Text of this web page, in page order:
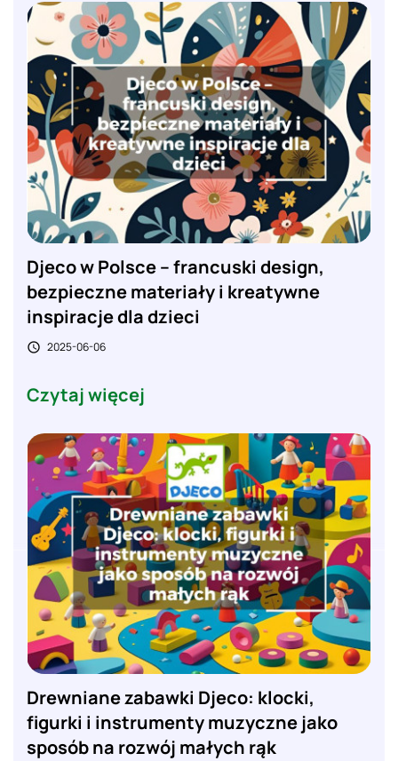
Djeco w Polsce – francuski design,
bezpieczne materiały i kreatywne
inspiracje dla dzieci
 2025-06-06
Czytaj więcej
Drewniane zabawki Djeco: klocki,
figurki i instrumenty muzyczne jako
sposób na rozwój małych rąk